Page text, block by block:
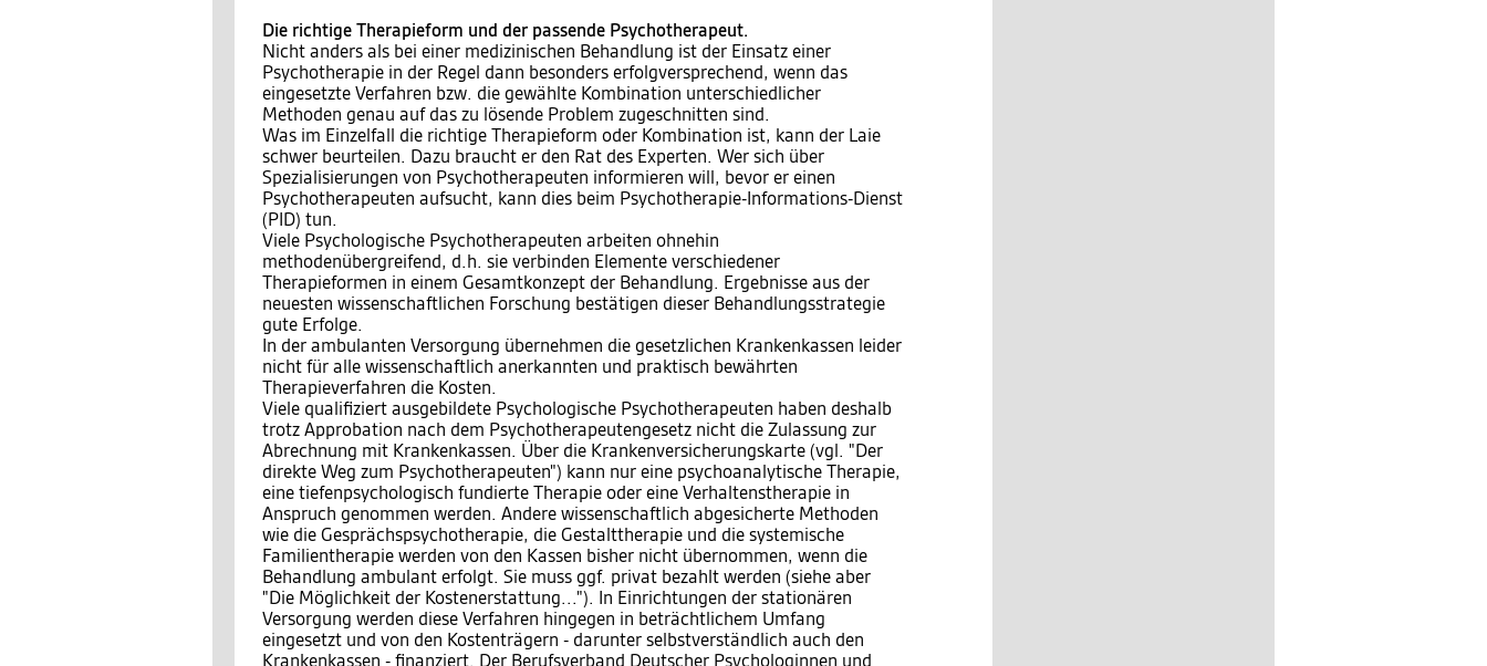
Die richtige Therapieform und der passende Psychotherapeut.
Nicht anders als bei einer medizinischen Behandlung ist der Einsatz einer
Psychotherapie in der Regel dann besonders erfolgversprechend, wenn das
eingesetzte Verfahren bzw. die gewählte Kombination unterschiedlicher
Methoden genau auf das zu lösende Problem zugeschnitten sind.
Was im Einzelfall die richtige Therapieform oder Kombination ist, kann der Laie
schwer beurteilen. Dazu braucht er den Rat des Experten. Wer sich über
Spezialisierungen von Psychotherapeuten informieren will, bevor er einen
Psychotherapeuten aufsucht, kann dies beim Psychotherapie-Informations-Dienst
(PID) tun.
Viele Psychologische Psychotherapeuten arbeiten ohnehin
methodenübergreifend, d.h. sie verbinden Elemente verschiedener
Therapieformen in einem Gesamtkonzept der Behandlung. Ergebnisse aus der
neuesten wissenschaftlichen Forschung bestätigen dieser Behandlungsstrategie
gute Erfolge.
In der ambulanten Versorgung übernehmen die gesetzlichen Krankenkassen leider
nicht für alle wissenschaftlich anerkannten und praktisch bewährten
Therapieverfahren die Kosten.
Viele qualifiziert ausgebildete Psychologische Psychotherapeuten haben deshalb
trotz Approbation nach dem Psychotherapeutengesetz nicht die Zulassung zur
Abrechnung mit Krankenkassen. Über die Krankenversicherungskarte (vgl. "Der
direkte Weg zum Psychotherapeuten") kann nur eine psychoanalytische Therapie,
eine tiefenpsychologisch fundierte Therapie oder eine Verhaltenstherapie in
Anspruch genommen werden. Andere wissenschaftlich abgesicherte Methoden
wie die Gesprächspsychotherapie, die Gestalttherapie und die systemische
Familientherapie werden von den Kassen bisher nicht übernommen, wenn die
Behandlung ambulant erfolgt. Sie muss ggf. privat bezahlt werden (siehe aber
"Die Möglichkeit der Kostenerstattung..."). In Einrichtungen der stationären
Versorgung werden diese Verfahren hingegen in beträchtlichem Umfang
eingesetzt und von den Kostenträgern - darunter selbstverständlich auch den
Krankenkassen - finanziert. Der Berufsverband Deutscher Psychologinnen und